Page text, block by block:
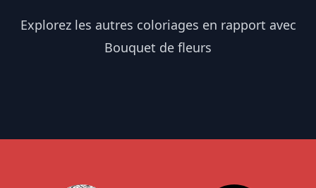
Explorez les autres coloriages en rapport avec
Bouquet de fleurs